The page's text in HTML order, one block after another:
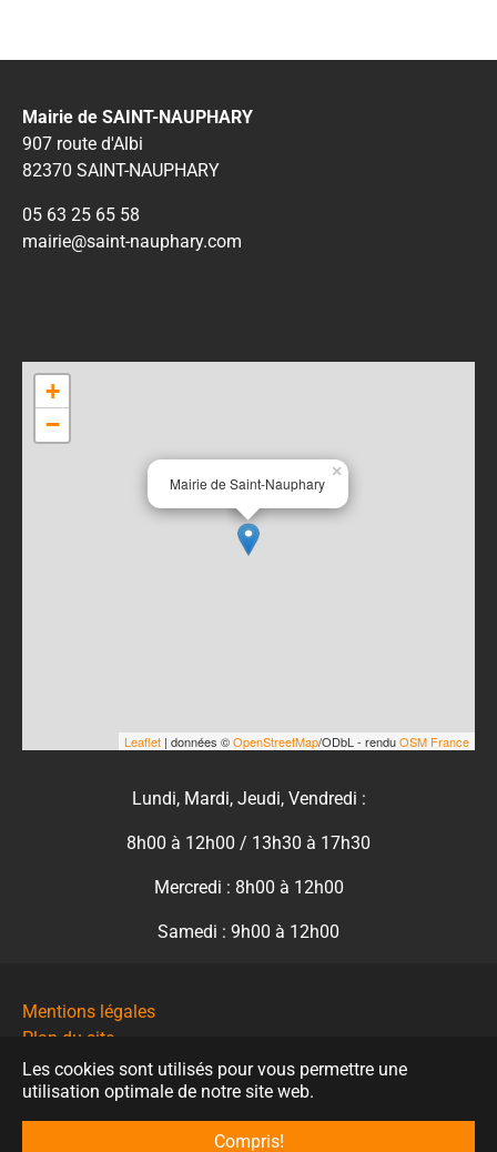
Les cookies sont utilisés pour vous permettre une
utilisation optimale de notre site web.
Compris!
Mairie de SAINT-NAUPHARY
907 route d'Albi
82370 SAINT-NAUPHARY
05 63 25 65 58
mairie@saint-nauphary.com
Mairie de Saint-Nauphary
×
+
−
Leaflet | données ©OpenStreetMap/ODbL - renduOSM France
Lundi, Mardi, Jeudi, Vendredi :
8h00 à 12h00 / 13h30 à 17h30
Mercredi : 8h00 à 12h00
Samedi : 9h00 à 12h00
Mentions légales
Plan du site
Contact
Politique de protection des données
© Mairie de Saint-Nauphary